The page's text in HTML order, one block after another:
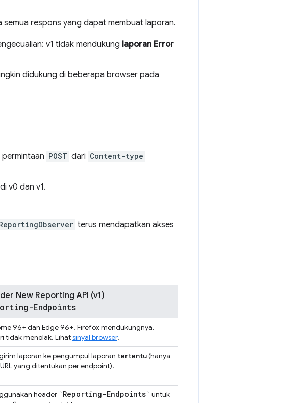
semua respons yang dapat membuat laporan.
v1 tidak mendukung laporan Error
didukung di beberapa browser pada
POST dari Content-type
v0 dan v1.
terus mendapatkan akses
New Reporting API (v1)
Endpoints
96+ dan Edge 96+. Firefox mendukungnya.
tidak menolak. Lihatsinyal browser.
laporan ke pengumpul laporan tertentu(hanya
yang ditentukan per endpoint).
header `Reporting-Endpoints` untuk